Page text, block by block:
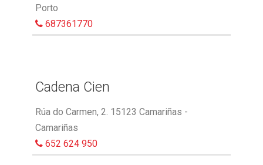
Porto
687361770
Cadena Cien
Rúa do Carmen, 2. 15123 Camariñas -
Camariñas
652 624 950